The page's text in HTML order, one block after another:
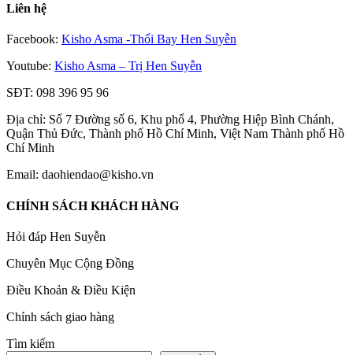
Liên hệ
Facebook: Kisho Asma -Thổi Bay Hen Suyễn
Youtube: Kisho Asma – Trị Hen Suyễn
SĐT: 098 396 95 96
Địa chỉ: Số 7 Đường số 6, Khu phố 4, Phường Hiệp Bình Chánh,
Quận Thủ Đức, Thành phố Hồ Chí Minh, Việt Nam Thành phố Hồ
Chí Minh
Email: daohiendao@kisho.vn
CHÍNH SÁCH KHÁCH HÀNG
Hỏi đáp Hen Suyễn
Chuyên Mục Cộng Đồng
Điều Khoản & Điều Kiện
Chính sách giao hàng
Tìm kiếm